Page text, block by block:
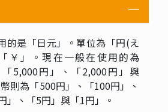
的是「日元」。單位為「円(え
￥」。現在一般在使用的為
「5,000円」、「2,000円」與
則為「500円」、「100円」、
」、「5円」與「1円」。